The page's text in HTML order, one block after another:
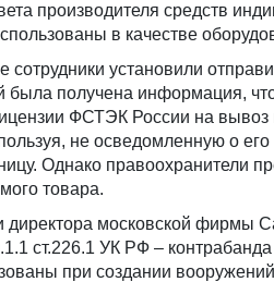
производителя средств
в качестве
сотрудники установили
была получена информация,
ФСТЭК России на
не осведомленную о
Однако правоохранители
товара.
директора московской фирмы
ст.226.1 УК РФ –
при создании